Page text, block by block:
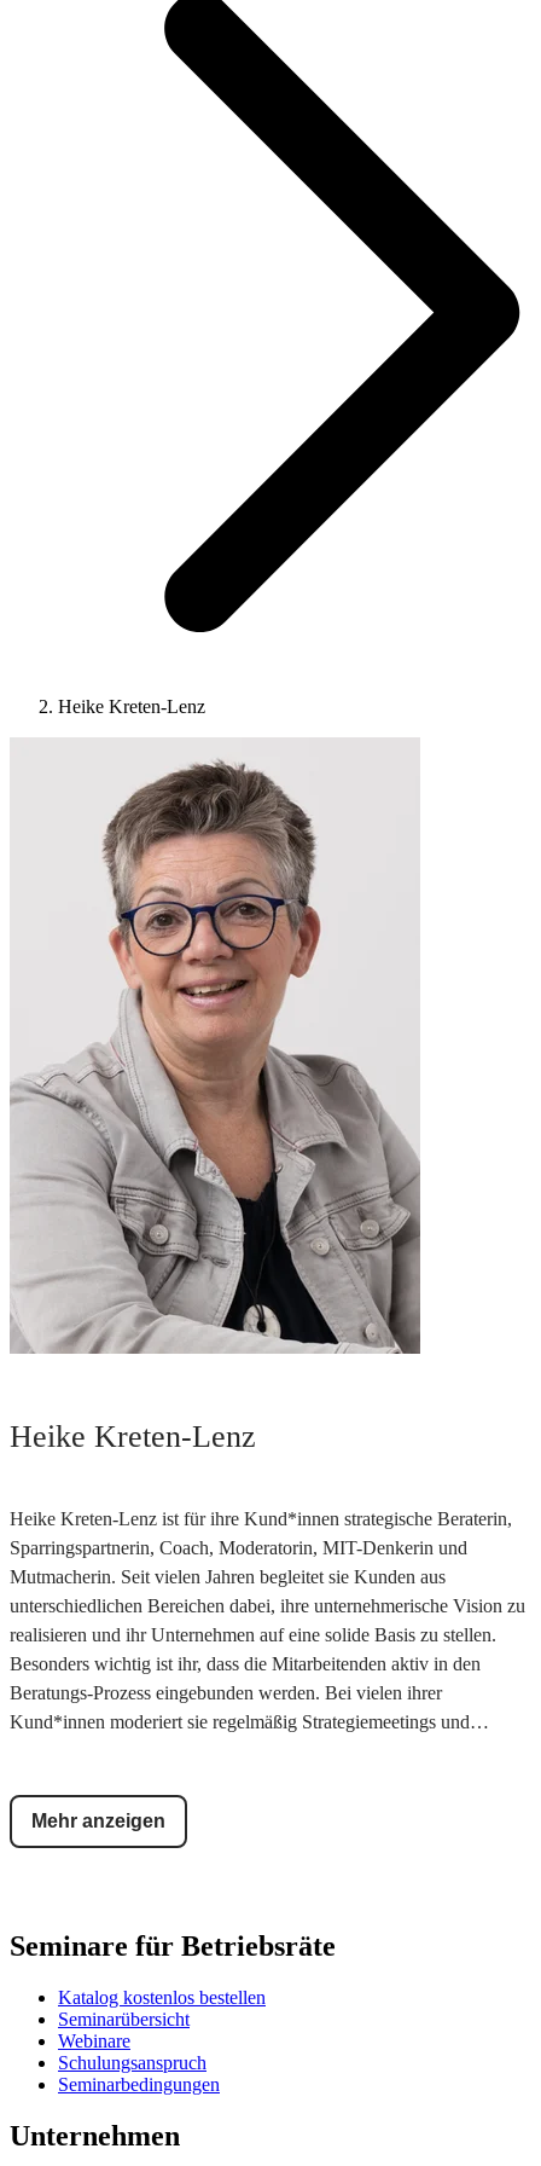
Heike Kreten-Lenz
Heike Kreten-Lenz
Heike Kreten-Lenz ist für ihre Kund*innen strategische Beraterin,
Sparringspartnerin, Coach, Moderatorin, MIT-Denkerin und
Mutmacherin. Seit vielen Jahren begleitet sie Kunden aus
unterschiedlichen Bereichen dabei, ihre unternehmerische Vision zu
realisieren und ihr Unternehmen auf eine solide Basis zu stellen.
Besonders wichtig ist ihr, dass die Mitarbeitenden aktiv in den
Beratungs-Prozess eingebunden werden. Bei vielen ihrer
Kund*innen moderiert sie regelmäßig Strategiemeetings und
der Betriebsräte sehr gut. Ihr Anspruch ist es, die Gremien mit
Struktur und Methoden dabei zu begleiten. Für sie ist es
Kreten-Lenz ist seit vielen Jahren durch eine klare, direkte und sehr
Mehr anzeigen
Seminare für Betriebsräte
Katalog kostenlos bestellen
Seminarübersicht
Webinare
Schulungsanspruch
Seminarbedingungen
Unternehmen